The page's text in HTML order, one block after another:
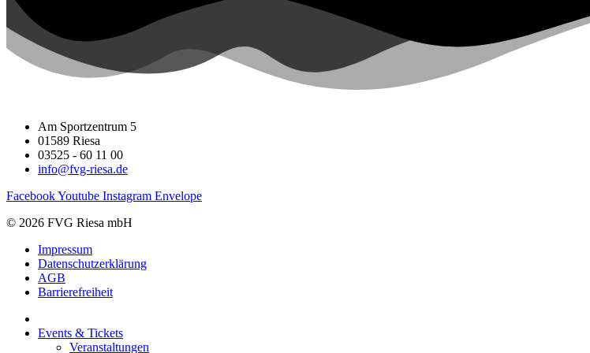
Am Sportzentrum 5
01589 Riesa
03525 - 60 11 00
info@fvg-riesa.de
FacebookYoutube Instagram Envelope
© 2026 FVG Riesa mbH
Impressum
Datenschutzerklärung
AGB
Barrierefreiheit
Events & Tickets
Veranstaltungen